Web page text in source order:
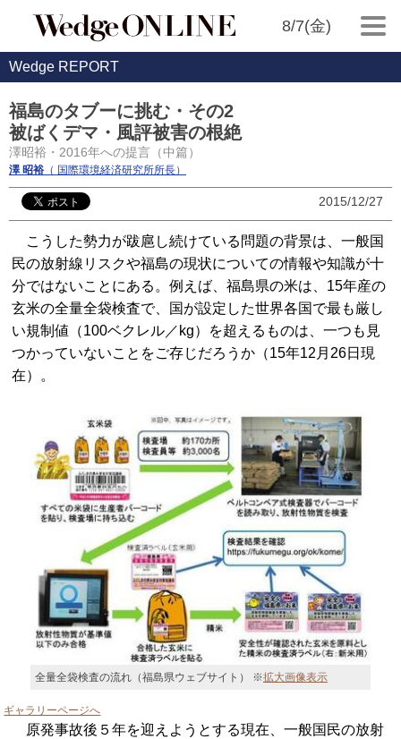
8/7(金)
Wedge REPORT
福島のタブーに挑む・その2
被ばくデマ・風評被害の根絶
澤昭裕・2016年への提言（中篇）
澤 昭裕 （ 国際環境経済研究所所長）
2015/12/27
こうした勢力が跋扈し続けている問題の背景は、一般国
民の放射線リスクや福島の現状についての情報や知識が十
分ではないことにある。例えば、福島県の米は、15年産の
玄米の全量全袋検査で、国が設定した世界各国で最も厳し
い規制値（100ベクレル／kg）を超えるものは、一つも見
つかっていないことをご存じだろうか（15年12月26日現
在）。
全量全袋検査の流れ（福島県ウェブサイト） ※拡大画像表示
ギャラリーページへ
原発事故後５年を迎えようとする現在、一般国民の放射